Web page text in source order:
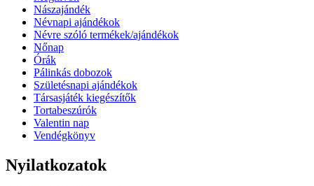
Nászajándék
Névnapi ajándékok
Névre szóló termékek/ajándékok
Nőnap
Órák
Pálinkás dobozok
Születésnapi ajándékok
Társasjáték kiegészítők
Tortabeszúrók
Valentin nap
Vendégkönyv
Nyilatkozatok